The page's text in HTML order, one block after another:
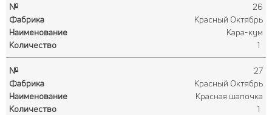
26
Красный Октябрь
Кара-кум
1
27
Красный Октябрь
Красная шапочка
1